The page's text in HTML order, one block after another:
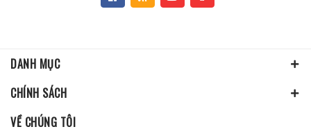
DANH MỤC
CHÍNH SÁCH
VỀ CHÚNG TÔI